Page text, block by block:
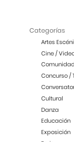
Categorías
Artes
Cine /
Concurso /
Cultural
Danza
Educación
Exposición